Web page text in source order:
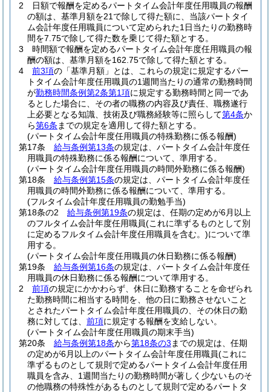
2
日額で報酬を定めるパートタイム会計年度任用職員の報酬
の額は、基準月額を21で除して得た額に、当該パートタイ
ム会計年度任用職員について定められた1日当たりの勤務時
間を7.75で除して得た数を乗じて得た額とする。
3
時間額で報酬を定めるパートタイム会計年度任用職員の報
酬の額は、基準月額を162.75で除して得た額とする。
4
前3項の「基準月額」とは、これらの規定に規定するパー
トタイム会計年度任用職員の1週間当たりの通常の勤務時間
が勤務時間条例第2条第1項に規定する勤務時間と同一であ
るとした場合に、その者の職務の内容及び責任、職務遂行
上必要となる知識、技術及び職務経験等に照らして第4条か
ら第6条 までの規定を適用して得た額とする。
(パートタイム会計年度任用職員の特殊勤務に係る報酬)
第17条
給与条例第13条の規定は、パートタイム会計年度任
用職員の特殊勤務に係る報酬について、準用する。
(パートタイム会計年度任用職員の時間外勤務に係る報酬)
第18条
給与条例第15条の規定は、パートタイム会計年度任
用職員の時間外勤務に係る報酬について、準用する。
(フルタイム会計年度任用職員の勤勉手当)
第18条の2
給与条例第19条の規定は、任期の定めが6月以上
のフルタイム会計年度任用職員(これに準ずるものとして別
に定めるフルタイム会計年度任用職員を含む。)について準
用する。
(パートタイム会計年度任用職員の休日勤務に係る報酬)
第19条
給与条例第16条の規定は、パートタイム会計年度任
用職員の休日勤務に係る報酬について準用する。
2
前項の規定にかかわらず、休日に勤務することを命ぜられ
た勤務時間に相当する時間を、他の日に勤務させないこと
とされたパートタイム会計年度任用職員の、その休日の勤
務に対しては、 前項に規定する報酬を支給しない。
(パートタイム会計年度任用職員の期末手当)
第20条
給与条例第18条から第18条の3 までの規定は、任期
の定めが6月以上のパートタイム会計年度任用職員(これに
準ずるものとして規則で定めるパートタイム会計年度任用
職員を含み、1週間当たりの勤務時間が著しく少ないものそ
の他職務の特殊性があるものとして規則で定めるパートタ